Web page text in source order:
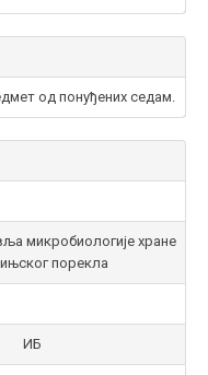
од понуђених седам.
микробиологије хране
порекла
ИБ